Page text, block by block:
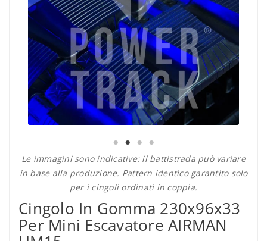
Le immagini sono indicative: il battistrada può variare
in base alla produzione. Pattern identico garantito solo
per i cingoli ordinati in coppia.
Cingolo In Gomma 230x96x33
Per Mini Escavatore AIRMAN